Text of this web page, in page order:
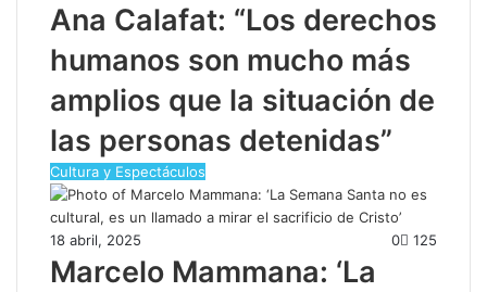
Ana Calafat: “Los derechos
humanos son mucho más
amplios que la situación de
las personas detenidas”
Cultura y Espectáculos
18 abril, 2025 0 125
Marcelo Mammana: ‘La